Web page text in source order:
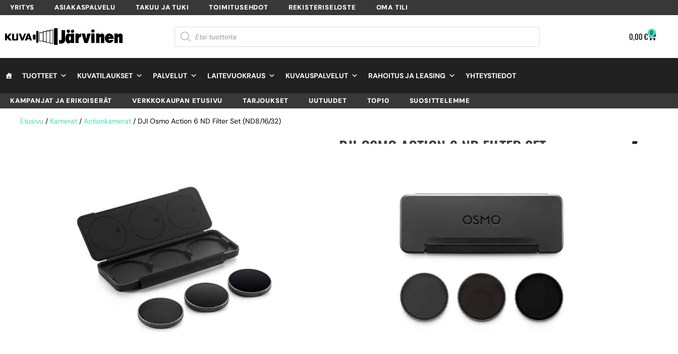
YRITYS ASIAKASPALVELU TAKUU JA TUKI TOIMITUSEHDOT REKISTERISELOSTE OMA TILI
0,00€ 0
TUOTTEET KUVATILAUKSET PALVELUT LAITEVUOKRAUS KUVAUSPALVELUT RAHOITUS JA LEASING YHTEYSTIEDOT
KAMPANJAT JA ERIKOISERÄT VERKKOKAUPAN ETUSIVU TARJOUKSET UUTUUDET TOP10 SUOSITTELEMME
Etusivu / Kamerat / Actionkamerat / DJI Osmo Action 6 ND Filter Set (ND8/16/32)
DJI OSMO ACTION 6 ND FILTER SET
Oma varasto: Ei varastossa. (Toimitus 7-9 pv)
Maahantuojan varasto: 48 kpl varastossa.